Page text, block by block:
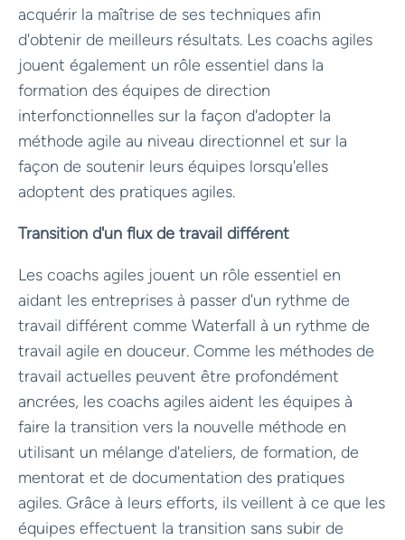
acquérir la maîtrise de ses techniques afin
d'obtenir de meilleurs résultats. Les coachs agiles
jouent également un rôle essentiel dans la
formation des équipes de direction
interfonctionnelles sur la façon d'adopter la
méthode agile au niveau directionnel et sur la
façon de soutenir leurs équipes lorsqu'elles
adoptent des pratiques agiles.
Transition d'un flux de travail différent
Les coachs agiles jouent un rôle essentiel en
aidant les entreprises à passer d'un rythme de
travail différent comme Waterfall à un rythme de
travail agile en douceur. Comme les méthodes de
travail actuelles peuvent être profondément
ancrées, les coachs agiles aident les équipes à
faire la transition vers la nouvelle méthode en
utilisant un mélange d'ateliers, de formation, de
mentorat et de documentation des pratiques
agiles. Grâce à leurs efforts, ils veillent à ce que les
équipes effectuent la transition sans subir de